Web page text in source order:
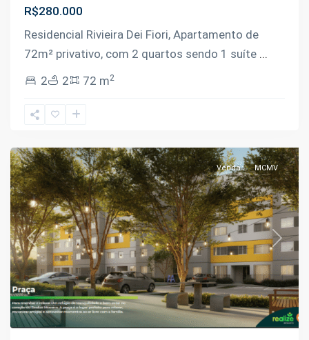
R$280.000
Residencial Rivieira Dei Fiori, Apartamento de
72m² privativo, com 2 quartos sendo 1 suíte ...
2
2 72 m2
Planalto
Previous Next
Venda MCMV